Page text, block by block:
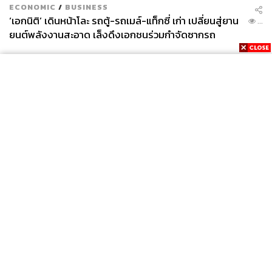
ECONOMIC / BUSINESS
‘เอกนิติ’ เดินหน้าโละ รถตู้-รถเมล์-แท็กซี่ เก่า เปลี่ยนสู่ยาน
ยนต์พลังงานสะอาด เล็งดึงเอกชนร่วมกำจัดซากรถ
...